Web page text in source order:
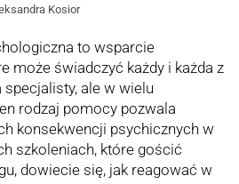
Kosior
to wsparcie
może świadczyć każdy i każda z
ale w wielu
rodzaj pomocy pozwala
konsekwencji psychicznych w
szkoleniach, które gościć
dowiecie się, jak reagować w